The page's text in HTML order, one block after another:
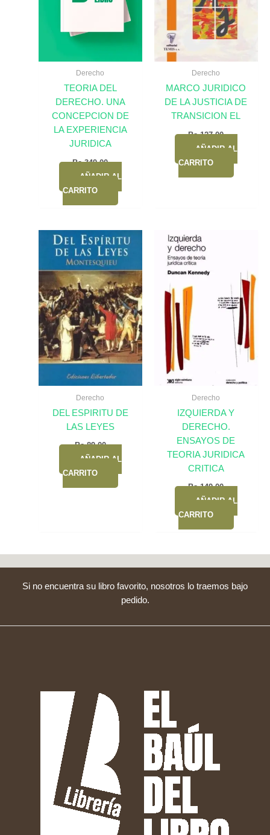
Derecho
TEORIA DEL
DERECHO. UNA
CONCEPCION DE
LA EXPERIENCIA
JURIDICA
Bs.349,00
AÑADIR AL
CARRITO
Derecho
MARCO JURIDICO
DE LA JUSTICIA DE
TRANSICION EL
Bs.127,00
AÑADIR AL
CARRITO
Derecho
DEL ESPIRITU DE
LAS LEYES
Bs.89,00
AÑADIR AL
CARRITO
Derecho
IZQUIERDA Y
DERECHO.
ENSAYOS DE
TEORIA JURIDICA
CRITICA
Bs.149,00
AÑADIR AL
CARRITO
Si no encuentra su libro favorito, nosotros lo traemos bajo
pedido.